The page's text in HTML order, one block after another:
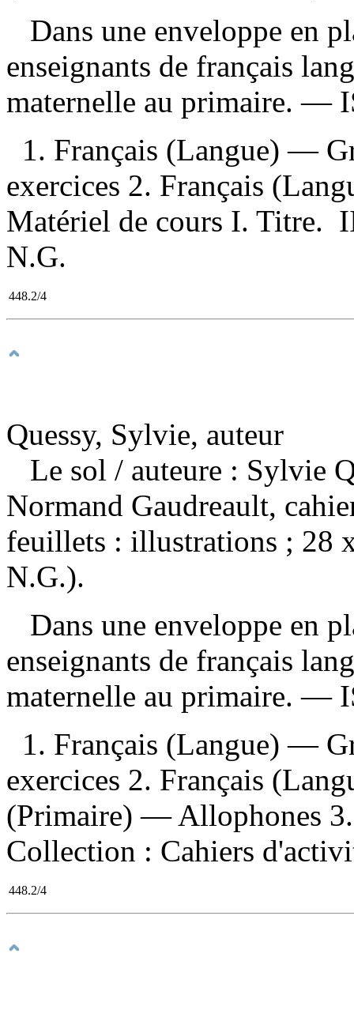
Dans une enveloppe en
enseignants de français
maternelle au primaire. —
1. Français (Langue) —
exercices 2. Français
Matériel de cours I. Titre.
N.G.
448.2/4
Quessy, Sylvie, auteur
Le sol / auteure : Sylvie
Normand Gaudreault,
feuillets : illustrations ; 28
N.G.).
Dans une enveloppe en
enseignants de français
maternelle au primaire. —
1. Français (Langue) —
exercices 2. Français
(Primaire) — Allophones
Collection : Cahiers
448.2/4